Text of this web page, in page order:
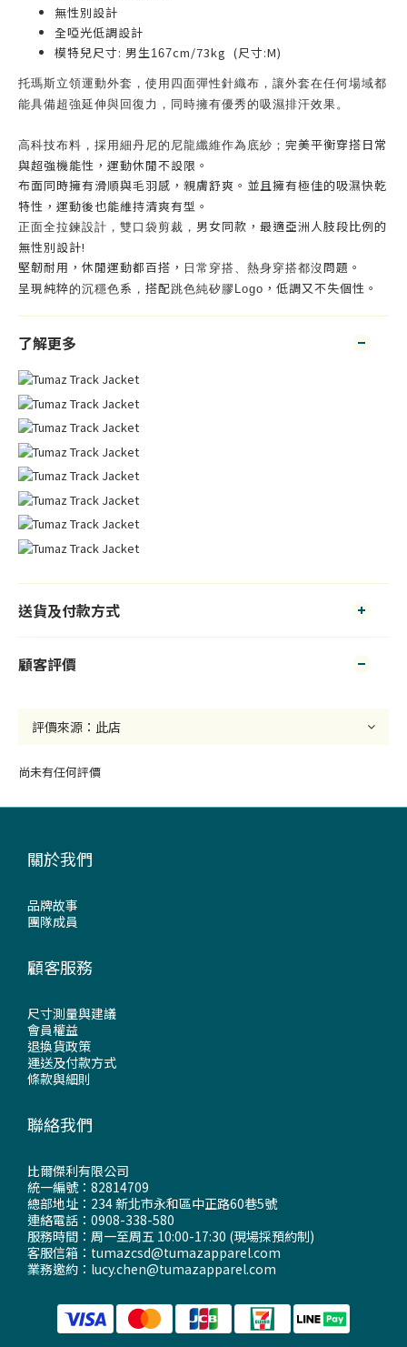
無性別設計
全啞光低調設計
模特兒尺寸: 男生167cm/73kg (尺寸:M)
托瑪斯立領運動外套，使用四面彈性針織布， 讓外套在任何場域都
能具備超強延伸與回復力， 同時擁有優秀的吸濕排汗效果。
高科技布料，採用細丹尼的尼龍纖維作為底紗 ； 完美平衡穿搭日常
與超強機能性，運動休閒不設限。
布面同時擁有滑順與毛羽感，親膚舒爽。 並且擁有極佳的吸濕快乾
特性，運動後也能維持清爽有型。
正面全拉鍊設計，雙口袋剪裁， 男女同款， 最適亞洲人肢段比例的
無性別設計!
堅韌耐用，休閒運動都百搭， 日常穿搭、熱身穿搭都沒 問題。
呈現純粹的沉穩色系 ， 搭配跳色純矽膠Logo ，低調又不失個性。
了解更多
送貨及付款方式
顧客評價
尚未有任何評價
關於我們
品牌故事
團隊成員
顧客服務
尺寸測量與建議
會員權益
退換貨政策
運送及付款方式
條款與細則
聯絡我們
比爾傑利有限公司
統一編號：82814709
總部地址：234 新北市永和區中正路60巷5號
連絡電話：0908-338-580
服務時間：周一至周五 10:00-17:30 (現場採預約制)
客服信箱：tumazcsd@tumazapparel.com
業務邀約：lucy.chen@tumazapparel.com